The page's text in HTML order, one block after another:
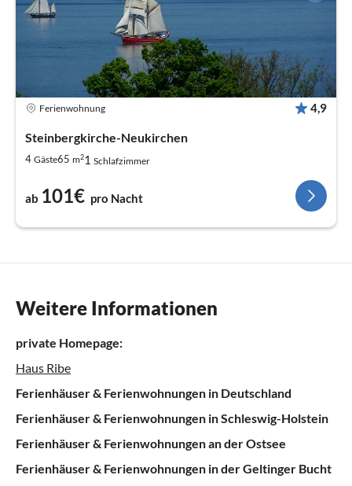
Ferienwohnung 4,9
Steinbergkirche-Neukirchen
4 Gäste65 m21 Schlafzimmer
ab 101€ pro Nacht
Weitere Informationen
private Homepage:
Haus Ribe
Ferienhäuser & Ferienwohnungen in Deutschland
Ferienhäuser & Ferienwohnungen in Schleswig-Holstein
Ferienhäuser & Ferienwohnungen an der Ostsee
Ferienhäuser & Ferienwohnungen in der Geltinger Bucht